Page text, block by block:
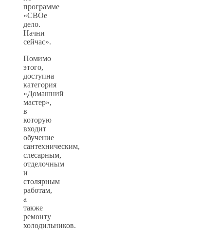
программе
«СВОе
дело.
Начни
сейчас».
Помимо
этого,
доступна
категория
«Домашний
мастер»,
в
которую
входит
обучение
сантехническим,
слесарным,
отделочным
и
столярным
работам,
а
также
ремонту
холодильников.